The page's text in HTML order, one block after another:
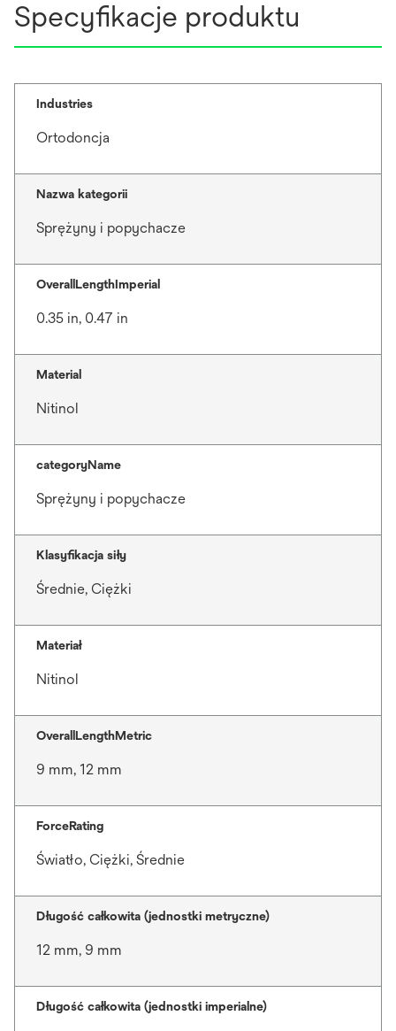
Specyfikacje produktu
Industries
Ortodoncja
Nazwa kategorii
Sprężyny i popychacze
OverallLengthImperial
0.35 in, 0.47 in
Material
Nitinol
categoryName
Sprężyny i popychacze
Klasyfikacja siły
Średnie, Ciężki
Materiał
Nitinol
OverallLengthMetric
9 mm, 12 mm
ForceRating
Światło, Ciężki, Średnie
Długość całkowita (jednostki metryczne)
12 mm, 9 mm
Długość całkowita (jednostki imperialne)